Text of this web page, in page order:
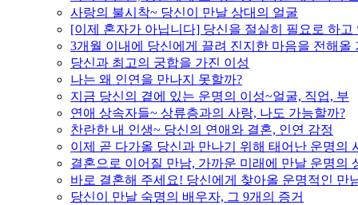
사랑의 불시착~ 당신이 만날 상대의 얼굴
[이제 혼자가 아닙니다] 당신을 절실히 필요로 하고
3개월 이내에 당신에게 끌려 진지한 마음을 전해올
당신과 최고의 궁합을 가진 이성
나는 왜 인연을 만나지 못할까?
지금 당신의 곁에 있는 운명의 이성~얼굴, 직업, 부
연애 상속자들~ 상류층과의 사랑, 나도 가능할까?
찬란한 내 인생~ 당신의 연애와 결혼, 인연 감정
이제 곧 다가올 당신과 만나기 위해 태어난 운명의
결혼으로 이어질 만남, 가까운 미래에 만날 운명의
바로 결혼해 주세요! 당신에게 찾아올 운명적인 만
당신이 만날 숙명의 배우자, 그 9개의 증거